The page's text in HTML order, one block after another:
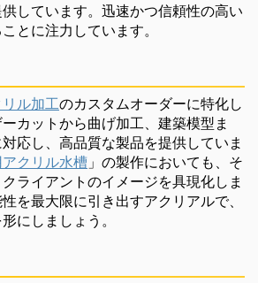
しています。迅速かつ信頼性の高い
とに注力しています。
ル加工のカスタムオーダーに特化し
カットから曲げ加工、建築模型ま
応し、高品質な製品を提供していま
クリル水槽 」の製作においても、そ
ライアントのイメージを具現化しま
を最大限に引き出すアクリアルで、
にしましょう。